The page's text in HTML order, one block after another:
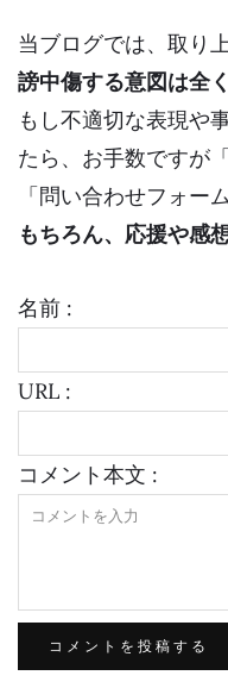
当ブログでは、取り
謗中傷する意図は全
もし不適切な表現や
たら、お手数ですが
「問い合わせフォー
もちろん、応援や感
名前 :
URL :
コメント本文 :